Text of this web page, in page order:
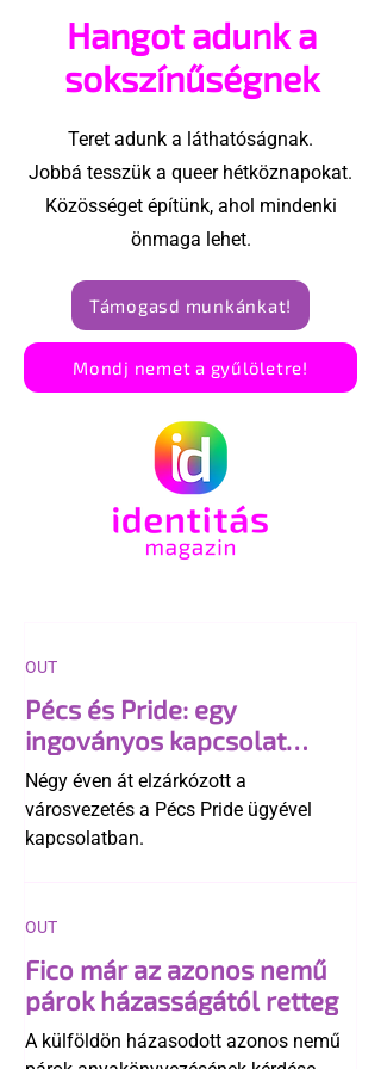
Hangot adunk a
sokszínűségnek
Teret adunk a láthatóságnak.
Jobbá tesszük a queer hétköznapokat.
Közösséget építünk, ahol mindenki
önmaga lehet.
Támogasd munkánkat!
Mondj nemet a gyűlöletre!
Pécs és Pride: egy
ingoványos kapcsolat
története
Négy éven át elzárkózott a
városvezetés a Pécs Pride ügyével
kapcsolatban.
OUT
Fico már az azonos nemű
párok házasságától retteg
A külföldön házasodott azonos nemű
OUT